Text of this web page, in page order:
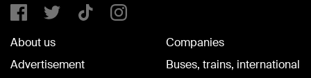
About us
Advertisement
Companies
Buses, trains, international